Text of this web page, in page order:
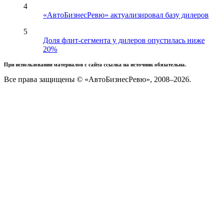
4
«АвтоБизнесРевю» актуализировал базу дилеров
5
Доля флит-сегмента у дилеров опустилась ниже
20%
При использовании материалов с сайта ссылка на источник обязательна.
Все права защищены © «АвтоБизнесРевю», 2008–2026.